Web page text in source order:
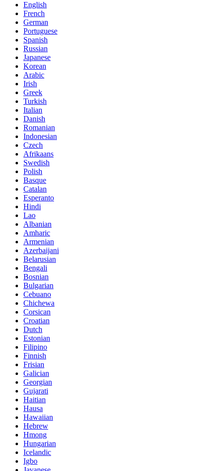
English
French
German
Portuguese
Spanish
Russian
Japanese
Korean
Arabic
Irish
Greek
Turkish
Italian
Danish
Romanian
Indonesian
Czech
Afrikaans
Swedish
Polish
Basque
Catalan
Esperanto
Hindi
Lao
Albanian
Amharic
Armenian
Azerbaijani
Belarusian
Bengali
Bosnian
Bulgarian
Cebuano
Chichewa
Corsican
Croatian
Dutch
Estonian
Filipino
Finnish
Frisian
Galician
Georgian
Gujarati
Haitian
Hausa
Hawaiian
Hebrew
Hmong
Hungarian
Icelandic
Igbo